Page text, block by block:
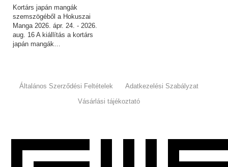
Kortárs japán mangák
szemszögéből a Hokuszai
Manga 2026. ápr. 24. - 2026.
aug. 16 A kiállítás a kortárs
japán mangák…
Általános Szerződési Feltételek
Adatkezelési Szabályzat
Vásárlási tájékoztató